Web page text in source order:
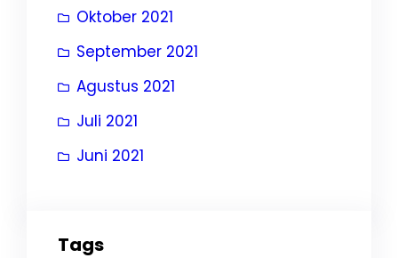
Oktober 2021
September 2021
Agustus 2021
Juli 2021
Juni 2021
Tags